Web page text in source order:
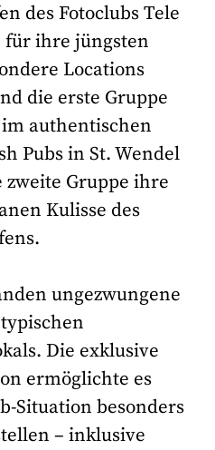
des Fotoclubs Tele
für ihre jüngsten
Locations
die erste Gruppe
authentischen
Pubs in St. Wendel
Gruppe ihre
Kulisse des
ungezwungene
Die exklusive
ermöglichte es
Situation besonders
– inklusive